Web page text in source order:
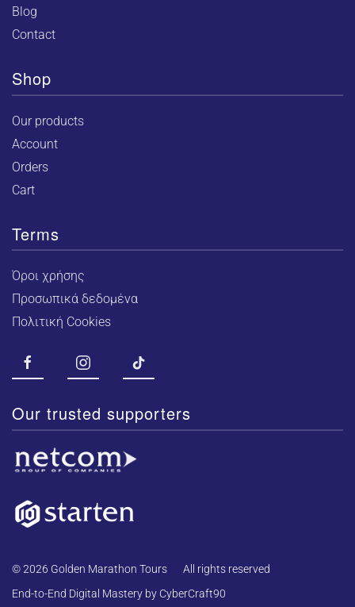
Blog
Contact
Shop
Our products
Account
Orders
Cart
Terms
Όροι χρήσης
Προσωπικά δεδομένα
Πολιτική Cookies
Our trusted supporters
© 2026 Golden Marathon Tours
All rights reserved
End-to-End Digital Mastery by CyberCraft90